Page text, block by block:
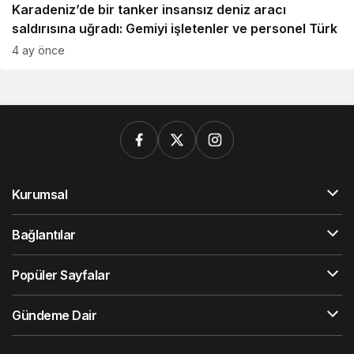
Karadeniz’de bir tanker insansız deniz aracı
saldırısına uğradı: Gemiyi işletenler ve personel Türk
4 ay önce
Kurumsal
Bağlantılar
Popüler Sayfalar
Gündeme Dair